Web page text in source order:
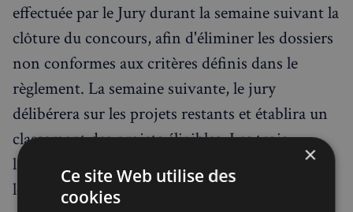
effectuée par le Jury durant la semaine suivant la
clôture du concours, afin d'éliminer les dossiers
non conformes aux critères définis dans le
règlement. La semaine suivante, le jury
délibérera sur les projets restants et établira un
classement des projets éligibles. Les trois
lauréats seront alors informés afin de prévoir
leur présence lors de la session de l’AFE.
×
Ce site Web utilise des
cookies